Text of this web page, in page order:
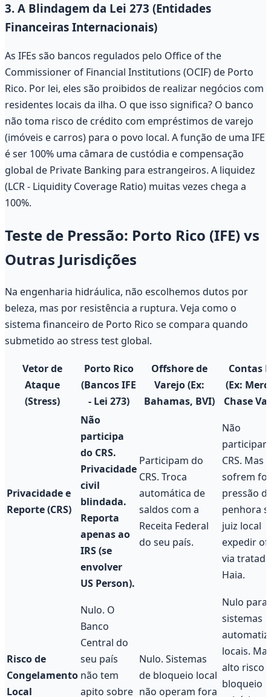
3. A Blindagem da Lei 273 (Entidades
Financeiras Internacionais)
As IFEs são bancos regulados pelo Office of the
Commissioner of Financial Institutions (OCIF) de Porto
Rico. Por lei, eles são proibidos de realizar negócios com
residentes locais da ilha. O que isso significa? O banco
não toma risco de crédito com empréstimos de varejo
(imóveis e carros) para o povo local. A função de uma IFE
é ser 100% uma câmara de custódia e compensação
global de Private Banking para estrangeiros. A liquidez
(LCR - Liquidity Coverage Ratio) muitas vezes chega a
100%.
Teste de Pressão: Porto Rico (IFE) vs
Outras Jurisdições
Na engenharia hidráulica, não escolhemos dutos por
beleza, mas por resistência a ruptura. Veja como o
sistema financeiro de Porto Rico se compara quando
submetido ao stress test global.
Vetor de
Ataque
(Stress)
Porto Rico
(Bancos IFE
- Lei 273)
Offshore de
Varejo (Ex:
Bahamas, BVI)
Contas
(Ex:
Chase
Privacidade e
Reporte (CRS)
Não
participa
do CRS.
Privacidade
civil
blindada.
Reporta
apenas ao
IRS (se
envolver
US Person).
Participam do
CRS. Troca
automática de
saldos com a
Receita Federal
do seu país.
Não
CRS. Mas
sofrem
pressão
penhora
juiz local
expedir
via
Haia.
Risco de
Congelamento
Local
Nulo. O
Banco
Central do
seu país
não tem
apito sobre
Nulo. Sistemas
de bloqueio local
não operam fora
Nulo para
sistemas
locais.
alto risco
bloqueio